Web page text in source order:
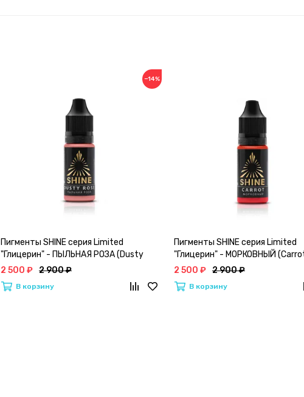
−14%
Пигменты SHINE серия Limited
"Глицерин" - ПЫЛЬНАЯ РОЗА (Dusty
Rose)
2 500 ₽ 2 900 ₽
В корзину
Пигменты SHINE серия Limited
"Глицерин" - МОРКОВНЫЙ
2 500 ₽ 2 900 ₽
В корзину